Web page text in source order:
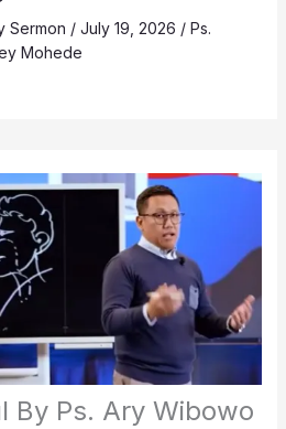
Sermon / July 19, 2026 / Ps.
Mohede
By Ps. Ary Wibowo